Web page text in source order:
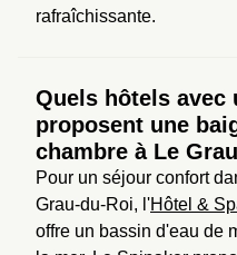
rafraîchissante.
Quels hôtels avec
proposent une
chambre à Le
Pour un séjour confort
Grau-du-Roi, l'Hôtel &
offre un bassin d'eau de